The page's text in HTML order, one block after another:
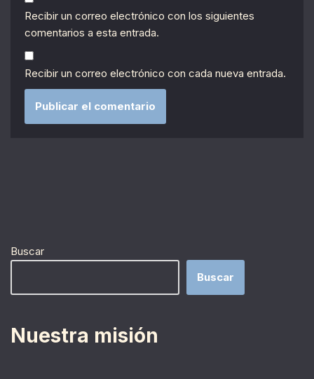
Recibir un correo electrónico con los siguientes
comentarios a esta entrada.
Recibir un correo electrónico con cada nueva entrada.
Buscar
Buscar
Nuestra misión